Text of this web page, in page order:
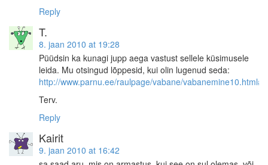
Reply
T.
8. jaan 2010 at 19:28
Püüdsin ka kunagi jupp aega vastust sellele küsimusele
leida. Mu otsingud lõppesid, kui olin lugenud seda:
http://www.parnu.ee/raulpage/vabane/
Terv.
Reply
Kairit
9. jaan 2010 at 16:42